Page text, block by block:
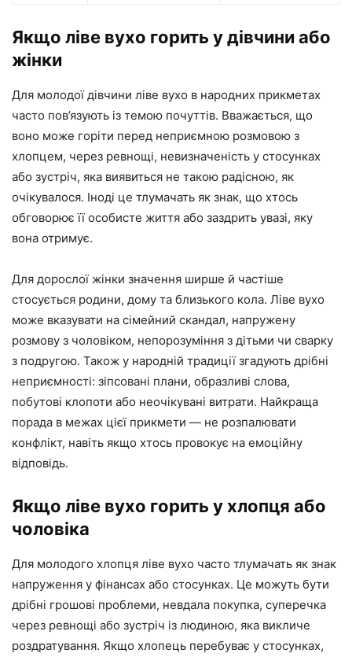
Якщо ліве вухо горить у дівчини або
жінки
Для молодої дівчини ліве вухо в народних прикметах
часто пов’язують із темою почуттів. Вважається, що
воно може горіти перед неприємною розмовою з
хлопцем, через ревнощі, невизначеність у стосунках
або зустріч, яка виявиться не такою радісною, як
очікувалося. Іноді це тлумачать як знак, що хтось
обговорює її особисте життя або заздрить увазі, яку
вона отримує.
Для дорослої жінки значення ширше й частіше
стосується родини, дому та близького кола. Ліве вухо
може вказувати на сімейний скандал, напружену
розмову з чоловіком, непорозуміння з дітьми чи сварку
з подругою. Також у народній традиції згадують дрібні
неприємності: зіпсовані плани, образливі слова,
побутові клопоти або неочікувані витрати. Найкраща
порада в межах цієї прикмети — не розпалювати
конфлікт, навіть якщо хтось провокує на емоційну
відповідь.
Якщо ліве вухо горить у хлопця або
чоловіка
Для молодого хлопця ліве вухо часто тлумачать як знак
напруження у фінансах або стосунках. Це можуть бути
дрібні грошові проблеми, невдала покупка, суперечка
через ревнощі або зустріч із людиною, яка викличе
роздратування. Якщо хлопець перебуває у стосунках,